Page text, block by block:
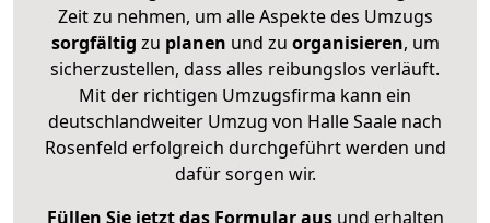
Zeit zu nehmen, um alle Aspekte des Umzugs
sorgfältig zu planen und zu organisieren, um
sicherzustellen, dass alles reibungslos verläuft.
Mit der richtigen Umzugsfirma kann ein
deutschlandweiter Umzug von Halle Saale nach
Rosenfeld erfolgreich durchgeführt werden und
dafür sorgen wir.
Füllen Sie jetzt das Formular ausund erhalten